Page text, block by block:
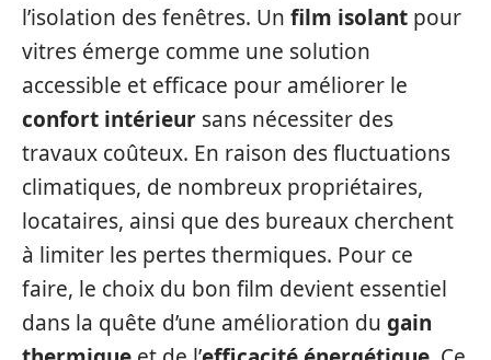
l’isolation des fenêtres. Un film isolant pour
vitres émerge comme une solution
accessible et efficace pour améliorer le
confort intérieur sans nécessiter des
travaux coûteux. En raison des fluctuations
climatiques, de nombreux propriétaires,
locataires, ainsi que des bureaux cherchent
à limiter les pertes thermiques. Pour ce
faire, le choix du bon film devient essentiel
dans la quête d’une amélioration du gain